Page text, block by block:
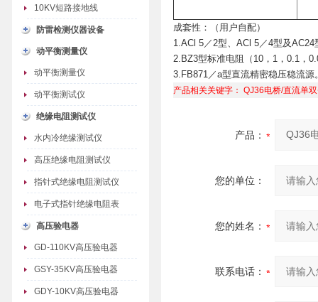
10KV短路接地线
防雷检测仪器设备
动平衡测量仪
动平衡测量仪
动平衡测试仪
绝缘电阻测试仪
水内冷绝缘测试仪
高压绝缘电阻测试仪
指针式绝缘电阻测试仪
电子式指针绝缘电阻表
高压验电器
GD-110KV高压验电器
GSY-35KV高压验电器
GDY-10KV高压验电器
成套性：（用户自配）
1.ACl 5／2型、ACl 5／4型及AC24
2.BZ3型标准电阻（10，1，0.1，
3.FB871／a型直流精密稳压稳流
产品相关关键字： QJ36电桥/直流单
产品：
您的单位：
您的姓名：
联系电话：